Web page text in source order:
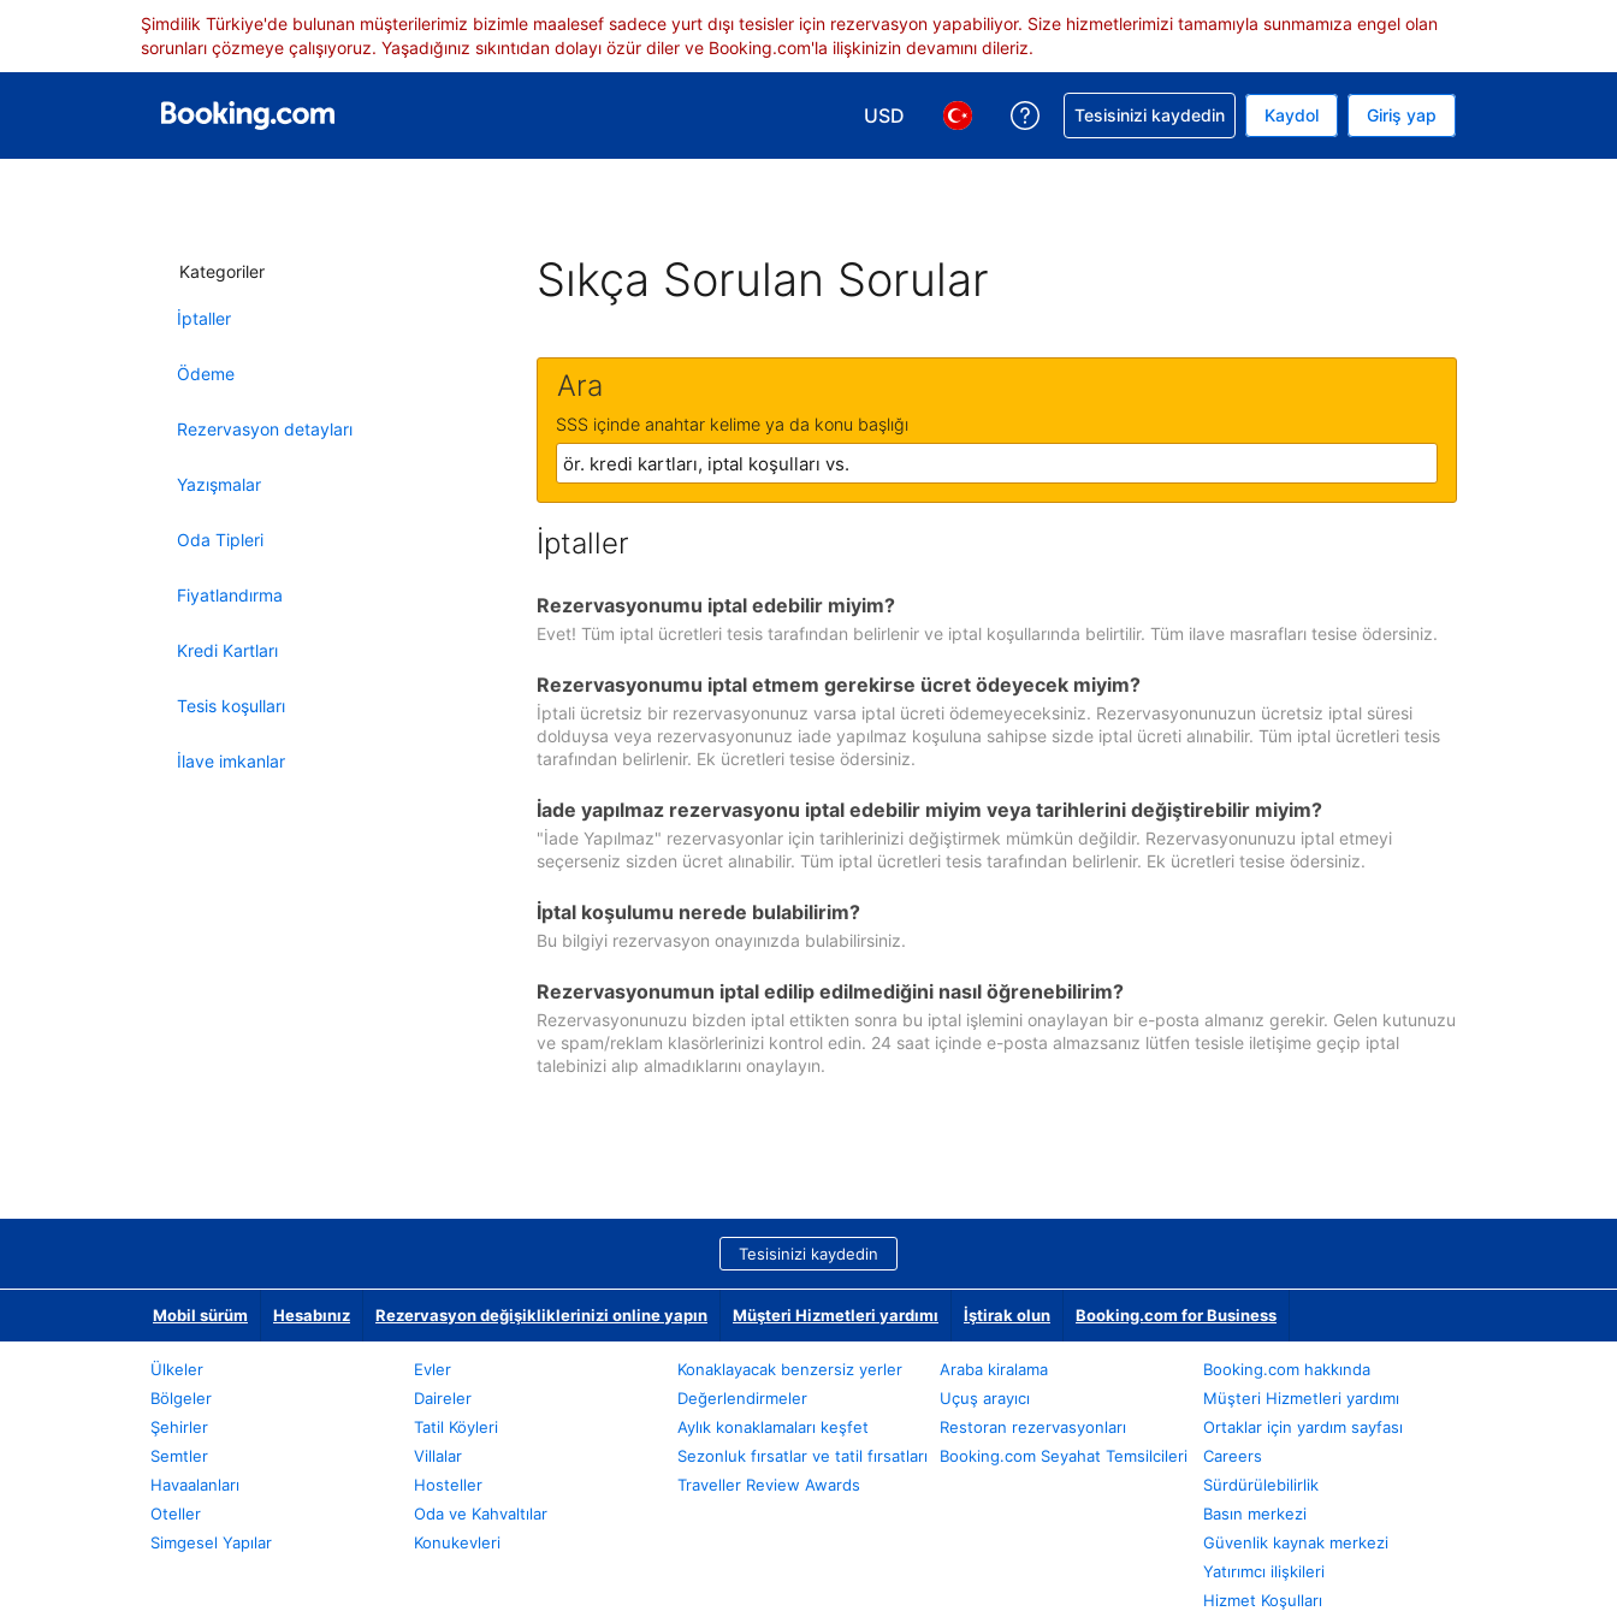
Şimdilik Türkiye'de bulunan müşterilerimiz bizimle maalesef sadece yurt dışı tesisler için rezervasyon yapabiliyor. Size hizmetlerimizi tamamıyla sunmamıza engel olan
sorunları çözmeye çalışıyoruz. Yaşadığınız sıkıntıdan dolayı özür diler ve Booking.com'la ilişkinizin devamını dileriz.
USD
Para birimi seçimi yap. Mevcut para biriminiz ABD doları
Dil seçimi yap. Mevcut diliniz Türkçe
Rezervasyonunuzla ilgili yardım alın
Tesisinizi kaydedin Kaydol Giriş yap
Kategoriler
İptaller
Ödeme
Rezervasyon detayları
Yazışmalar
Oda Tipleri
Fiyatlandırma
Kredi Kartları
Tesis koşulları
İlave imkanlar
Sıkça Sorulan Sorular
Ara
SSS içinde anahtar kelime ya da konu başlığı
İptaller
Rezervasyonumu iptal edebilir miyim?
Evet! Tüm iptal ücretleri tesis tarafından belirlenir ve iptal koşullarında belirtilir. Tüm ilave masrafları tesise ödersiniz.
Rezervasyonumu iptal etmem gerekirse ücret ödeyecek miyim?
İptali ücretsiz bir rezervasyonunuz varsa iptal ücreti ödemeyeceksiniz. Rezervasyonunuzun ücretsiz iptal süresi
dolduysa veya rezervasyonunuz iade yapılmaz koşuluna sahipse sizde iptal ücreti alınabilir. Tüm iptal ücretleri tesis
tarafından belirlenir. Ek ücretleri tesise ödersiniz.
İade yapılmaz rezervasyonu iptal edebilir miyim veya tarihlerini değiştirebilir miyim?
"İade Yapılmaz" rezervasyonlar için tarihlerinizi değiştirmek mümkün değildir. Rezervasyonunuzu iptal etmeyi
seçerseniz sizden ücret alınabilir. Tüm iptal ücretleri tesis tarafından belirlenir. Ek ücretleri tesise ödersiniz.
İptal koşulumu nerede bulabilirim?
Bu bilgiyi rezervasyon onayınızda bulabilirsiniz.
Rezervasyonumun iptal edilip edilmediğini nasıl öğrenebilirim?
Rezervasyonunuzu bizden iptal ettikten sonra bu iptal işlemini onaylayan bir e-posta almanız gerekir. Gelen kutunuzu
ve spam/reklam klasörlerinizi kontrol edin. 24 saat içinde e-posta almazsanız lütfen tesisle iletişime geçip iptal
talebinizi alıp almadıklarını onaylayın.
Tesisinizi kaydedin
Mobil sürüm Hesabınız Rezervasyon değişikliklerinizi online yapın Müşteri Hizmetleri yardımı İştirak olun Booking.com for Business
Ülkeler
Bölgeler
Şehirler
Semtler
Havaalanları
Oteller
Simgesel Yapılar
Evler
Daireler
Tatil Köyleri
Villalar
Hosteller
Oda ve Kahvaltılar
Konukevleri
Konaklayacak benzersiz yerler
Değerlendirmeler
Aylık konaklamaları keşfet
Sezonluk fırsatlar ve tatil fırsatları
Traveller Review Awards
Araba kiralama
Uçuş arayıcı
Restoran rezervasyonları
Booking.com Seyahat Temsilcileri
Booking.com hakkında
Müşteri Hizmetleri yardımı
Ortaklar için yardım sayfası
Careers
Sürdürülebilirlik
Basın merkezi
Güvenlik kaynak merkezi
Yatırımcı ilişkileri
Hizmet Koşulları